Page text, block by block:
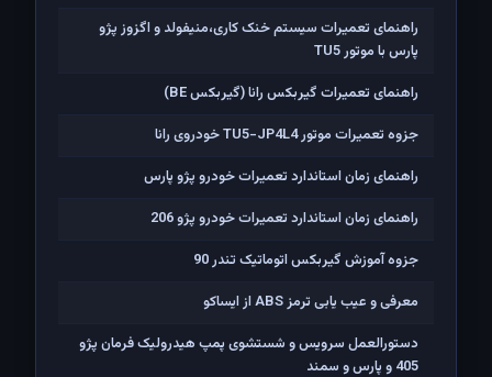
راهنمای تعمیرات سیستم خنک کاری،منیفولد و اگزوز پژو
پارس با موتور TU5
راهنمای تعمیرات گیربکس رانا (گیربکس BE)
جزوه تعمیرات موتور TU5-JP4L4 خودروی رانا
راهنمای زمان استاندارد تعمیرات خودرو پژو پارس
راهنمای زمان استاندارد تعمیرات خودرو پژو 206
جزوه آموزش گیربکس اتوماتیک تندر 90
معرفی و عیب یابی ترمز ABS از ایساکو
دستورالعمل سرویس و شستشوی پمپ هیدرولیک فرمان پژو
405 و پارس و سمند